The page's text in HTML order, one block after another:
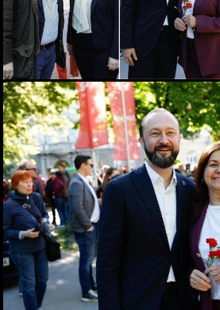
IMPRESSUM
Ein Frühstück für die
Annenstraße - Das vierte
Annenfrühstück
22.07.2026
Seit 50 Jahren steht
Starkoch Johann Lafer in
der Küche
22.07.2026
Spiel, Spaß und Lernen in
der Kinderstadt Bibongo
14.07.2026
Die Grüne Nacht des
steirischen Tourismus
09.07.2026